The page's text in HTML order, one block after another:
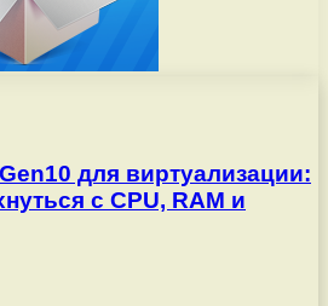
для виртуализации:
с CPU, RAM и